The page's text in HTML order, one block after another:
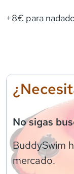
+8€ para
No sigas
BuddySwim
mercado.